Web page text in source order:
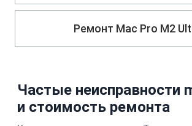
Ремонт Mac Pro M2
Частые неисправности
и стоимость ремонта